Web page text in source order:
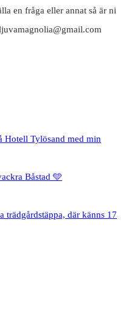
en fråga eller annat så är ni
Hotell Tylösand med min
Båstad 🩵
där känns 17